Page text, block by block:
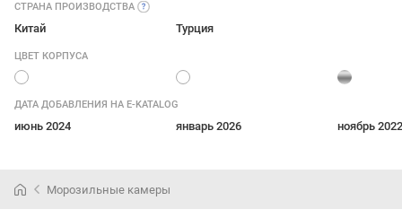
СТРАНА ПРОИЗВОДСТВА
Китай Турция
ЦВЕТ КОРПУСА
ДАТА ДОБАВЛЕНИЯ НА E-KATALOG
июнь 2024 январь 2026 ноябрь 2022
Морозильные камеры